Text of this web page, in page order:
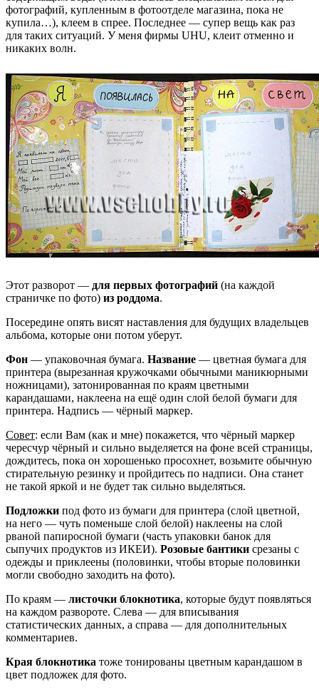
фотографий, купленным в фотоотделе магазина, пока не
купила…), клеем в спрее. Последнее — супер вещь как раз
для таких ситуаций. У меня фирмы UHU, клеит отменно и
никаких волн.
Этот разворот — для первых фотографий (на каждой
страничке по фото) из роддома.
Посередине опять висят наставления для будущих владельцев
альбома, которые они потом уберут.
Фон — упаковочная бумага. Название — цветная бумага для
принтера (вырезанная кружочками обычными маникюрными
ножницами), затонированная по краям цветными
карандашами, наклеена на ещё один слой белой бумаги для
принтера. Надпись — чёрный маркер.
Совет: если Вам (как и мне) покажется, что чёрный маркер
чересчур чёрный и сильно выделяется на фоне всей страницы,
дождитесь, пока он хорошенько просохнет, возьмите обычную
стирательную резинку и пройдитесь по надписи. Она станет
не такой яркой и не будет так сильно выделяться.
Подложки под фото из бумаги для принтера (слой цветной,
на него — чуть поменьше слой белой) наклеены на слой
рваной папиросной бумаги (часть упаковки банок для
сыпучих продуктов из ИКЕИ). Розовые бантики срезаны с
одежды и приклеены (половинки, чтобы вторые половинки
могли свободно заходить на фото).
По краям — листочки блокнотика, которые будут появляться
на каждом развороте. Слева — для вписывания
статистических данных, а справа — для дополнительных
комментариев.
Края блокнотика тоже тонированы цветным карандашом в
цвет подложек для фото.